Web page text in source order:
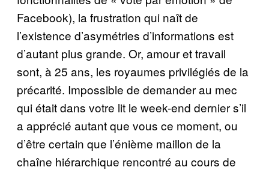
Facebook), la frustration qui naît de
l’existence d’asymétries d’informations est
d’autant plus grande. Or, amour et travail
sont, à 25 ans, les royaumes privilégiés de la
précarité. Impossible de demander au mec
qui était dans votre lit le week-end dernier s’il
a apprécié autant que vous ce moment, ou
d’être certain que l’énième maillon de la
chaîne hiérarchique rencontré au cours de